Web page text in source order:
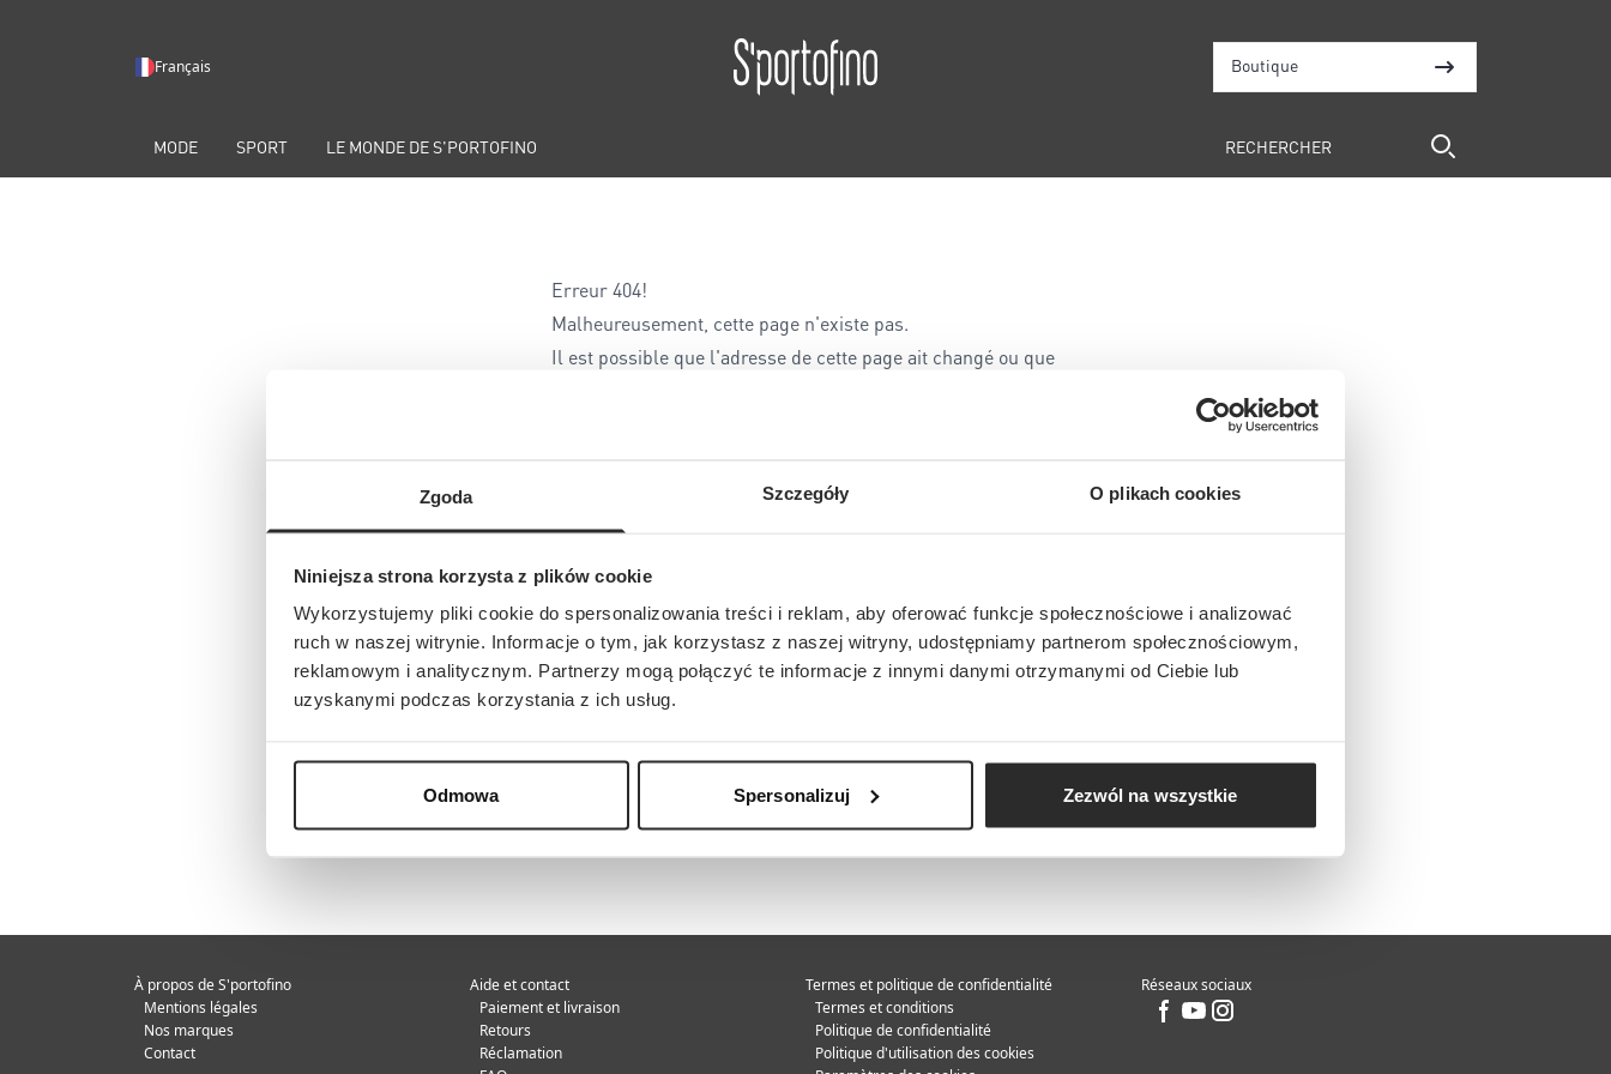
Zgoda Szczegóły O plikach cookies
Niniejsza strona korzysta z plików cookie
Wykorzystujemy pliki cookie do spersonalizowania treści i reklam, aby oferować funkcje społecznościowe i analizować
ruch w naszej witrynie. Informacje o tym, jak korzystasz z naszej witryny, udostępniamy partnerom społecznościowym,
reklamowym i analitycznym. Partnerzy mogą połączyć te informacje z innymi danymi otrzymanymi od Ciebie lub
uzyskanymi podczas korzystania z ich usług.
Odmowa Spersonalizuj Zezwól na wszystkie
Français Boutique
MODE SPORT LE MONDE DE S'PORTOFINO
Erreur 404!
Malheureusement, cette page n'existe pas.
Il est possible que l'adresse de cette page ait changé ou que
À propos de S'portofino
Mentions légales
Nos marques
Contact
Aide et contact
Paiement et livraison
Retours
Réclamation
Termes et politique de confidentialité
Termes et conditions
Politique de confidentialité
Politique d'utilisation des cookies
Réseaux sociaux